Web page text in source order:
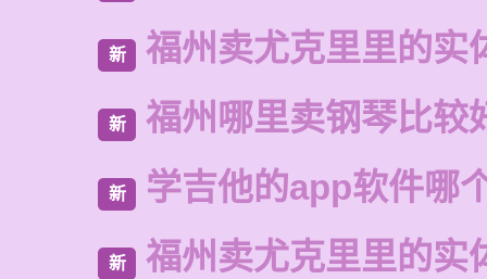
新 福州卖尤克里里的实
新 福州哪里卖钢琴比较
新 学吉他的app软件哪
新 福州卖尤克里里的实